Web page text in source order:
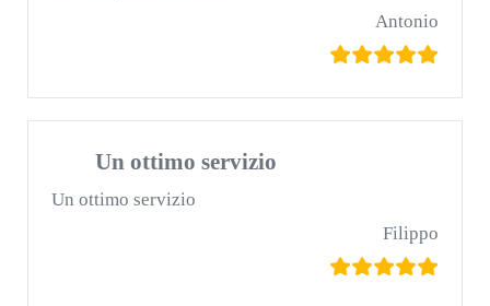
Antonio
Un ottimo servizio
Un ottimo servizio
Filippo